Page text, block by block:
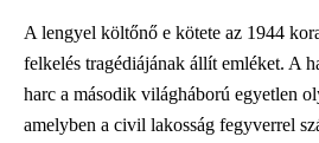
A lengyel költőnő e kötete az 1944
felkelés tragédiájának állít emléket. A
harc a második világháború egyetlen
amelyben a civil lakosság fegyverrel